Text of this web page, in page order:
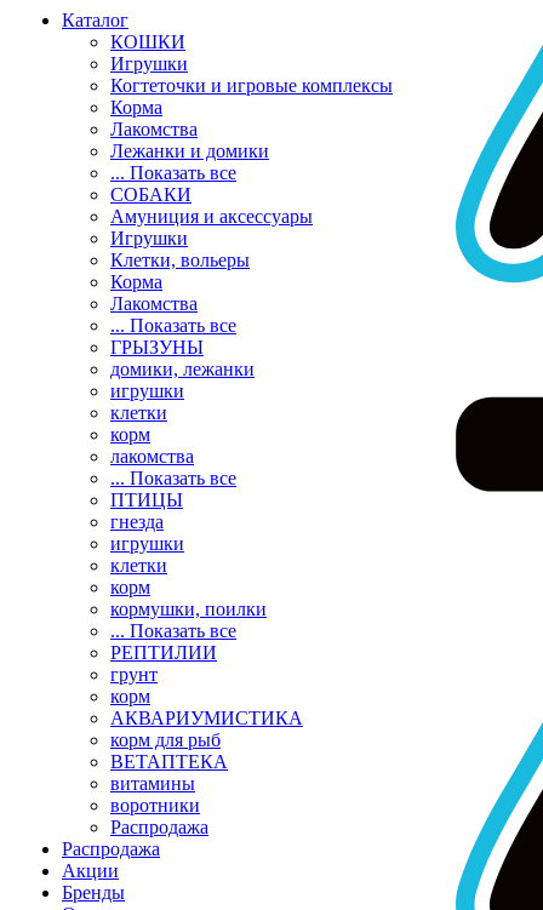
Каталог
КОШКИ
Игрушки
Когтеточки и игровые комплексы
Корма
Лакомства
Лежанки и домики
... Показать все
СОБАКИ
Амуниция и аксессуары
Игрушки
Клетки, вольеры
Корма
Лакомства
... Показать все
ГРЫЗУНЫ
домики, лежанки
игрушки
клетки
корм
лакомства
... Показать все
ПТИЦЫ
гнезда
игрушки
клетки
корм
кормушки, поилки
... Показать все
РЕПТИЛИИ
грунт
корм
АКВАРИУМИСТИКА
корм для рыб
ВЕТАПТЕКА
витамины
воротники
Распродажа
Распродажа
Акции
Бренды